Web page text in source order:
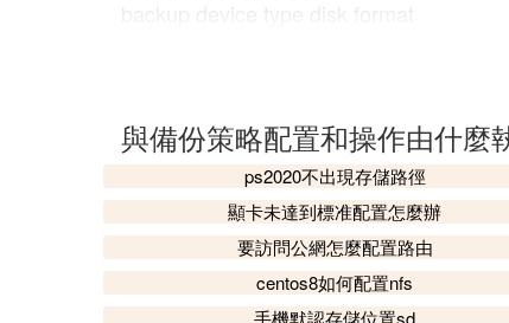
『e:\oracle\oraback\dyk1\%u』
上述命令將生成兩份備份集，分別存儲
e:\oracle\oraback\dyk2 目錄。
3) 通過 configure ….. backup copies 命
configure … backup copies 命令格式，
量。這個配置僅適用於數據文件與歸檔
分配的通道時才能夠使用 configure …
與備份策略配置和操作由什麼
ps2020不出現存儲路徑
顯卡未達到標准配置怎麼辦
要訪問公網怎麼配置路由
centos8如何配置nfs
手機默認存儲位置sd